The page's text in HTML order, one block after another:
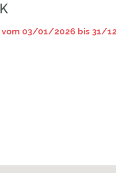
vom 03/01/2026 bis 31/